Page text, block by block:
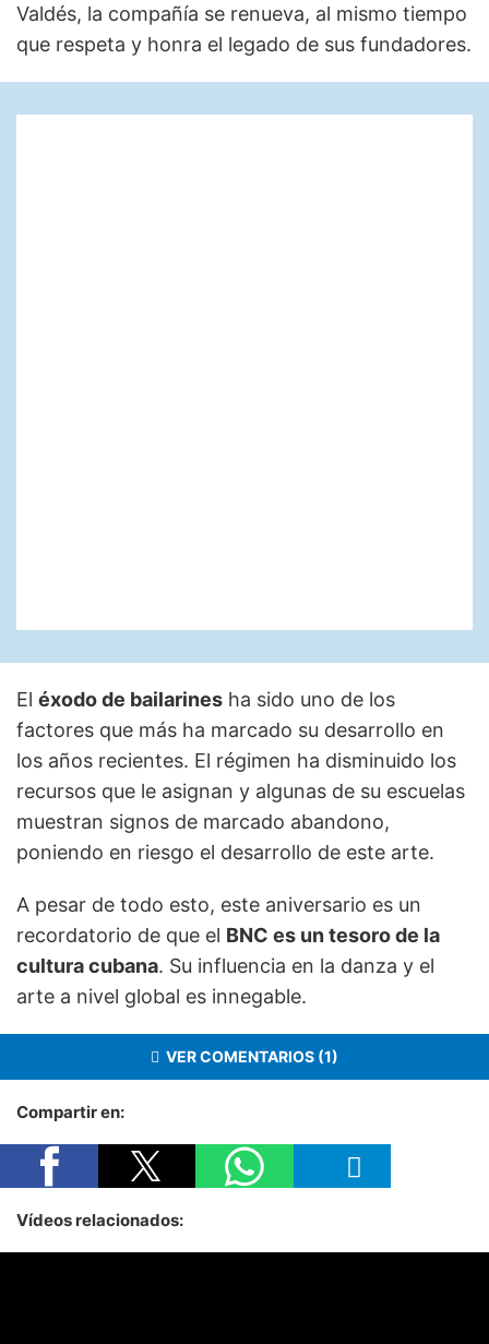
Valdés, la compañía se renueva, al mismo tiempo
que respeta y honra el legado de sus fundadores.
El éxodo de bailarines ha sido uno de los
factores que más ha marcado su desarrollo en
los años recientes. El régimen ha disminuido los
recursos que le asignan y algunas de su escuelas
muestran signos de marcado abandono,
poniendo en riesgo el desarrollo de este arte.
A pesar de todo esto, este aniversario es un
recordatorio de que el BNC es un tesoro de la
cultura cubana. Su influencia en la danza y el
arte a nivel global es innegable.
VER COMENTARIOS (1)
Compartir en:
Vídeos relacionados: